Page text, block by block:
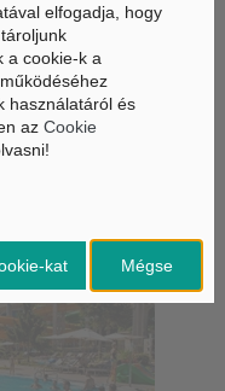
fejlesztése a
tenni a
elfogadja, hogy
a cookie-k a
használatáról és
az Cookie
Mégse
kat